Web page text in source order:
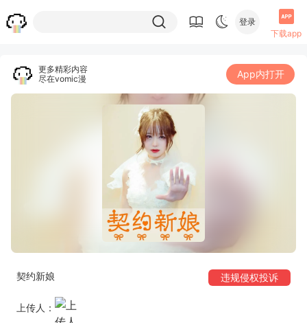
登录
下载app
更多精彩内容
尽在vomic漫
App内打开
契约新娘 违规侵权投诉
上传人：